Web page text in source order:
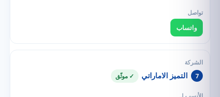
واتساب
7 التميز الاماراتي ✓ موثّق